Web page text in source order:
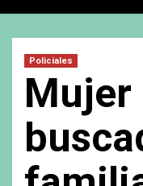
Policiales
Mujer